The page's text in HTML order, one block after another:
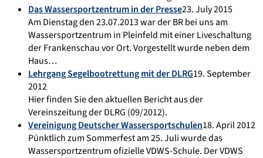
Das Wassersportzentrum in der Presse23. July 2015
Am Dienstag den 23.07.2013 war der BR bei uns am
Wassersportzentrum in Pleinfeld mit einer Liveschaltung
der Frankenschau vor Ort. Vorgestellt wurde neben dem
Haus…
Lehrgang Segelbootrettung mit der DLRG19. September
2012
Hier finden Sie den aktuellen Bericht aus der
Vereinszeitung der DLRG (09/2012).
Vereinigung Deutscher Wassersportschulen18. April 2012
Pünktlich zum Sommerfest am 25. Juli wurde das
Wassersportzentrum ofizielle VDWS-Schule. Der VDWS